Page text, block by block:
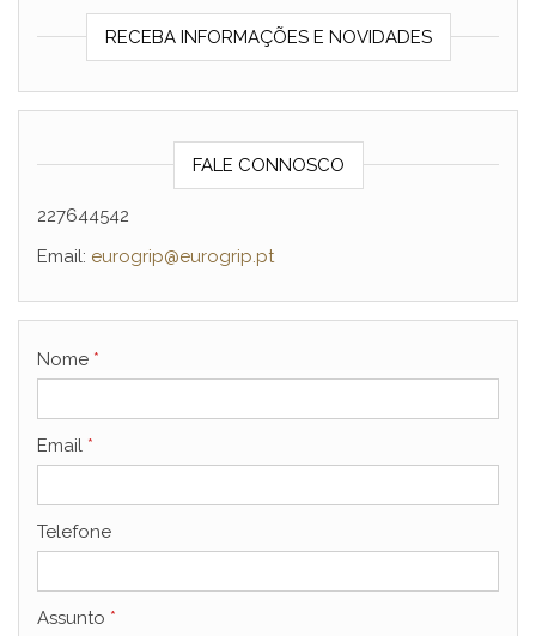
RECEBA INFORMAÇÕES E NOVIDADES
FALE CONNOSCO
227644542
Email: eurogrip@eurogrip.pt
Nome *
Email *
Telefone
Assunto *